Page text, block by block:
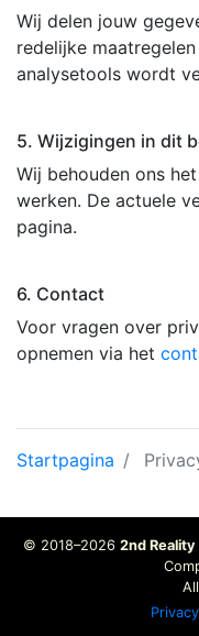
Wij delen jouw
redelijke
analysetools wordt
5. Wijzigingen in dit
Wij behouden ons
werken. De actuele
pagina.
6. Contact
Voor vragen over
opnemen via het
Startpagina
© 2018–2026 2nd Reality